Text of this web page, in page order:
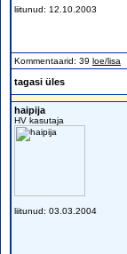
liitunud: 12.10.2003
Kommentaarid: 39 loe/lisa
tagasi üles
haipija
HV kasutaja
liitunud: 03.03.2004